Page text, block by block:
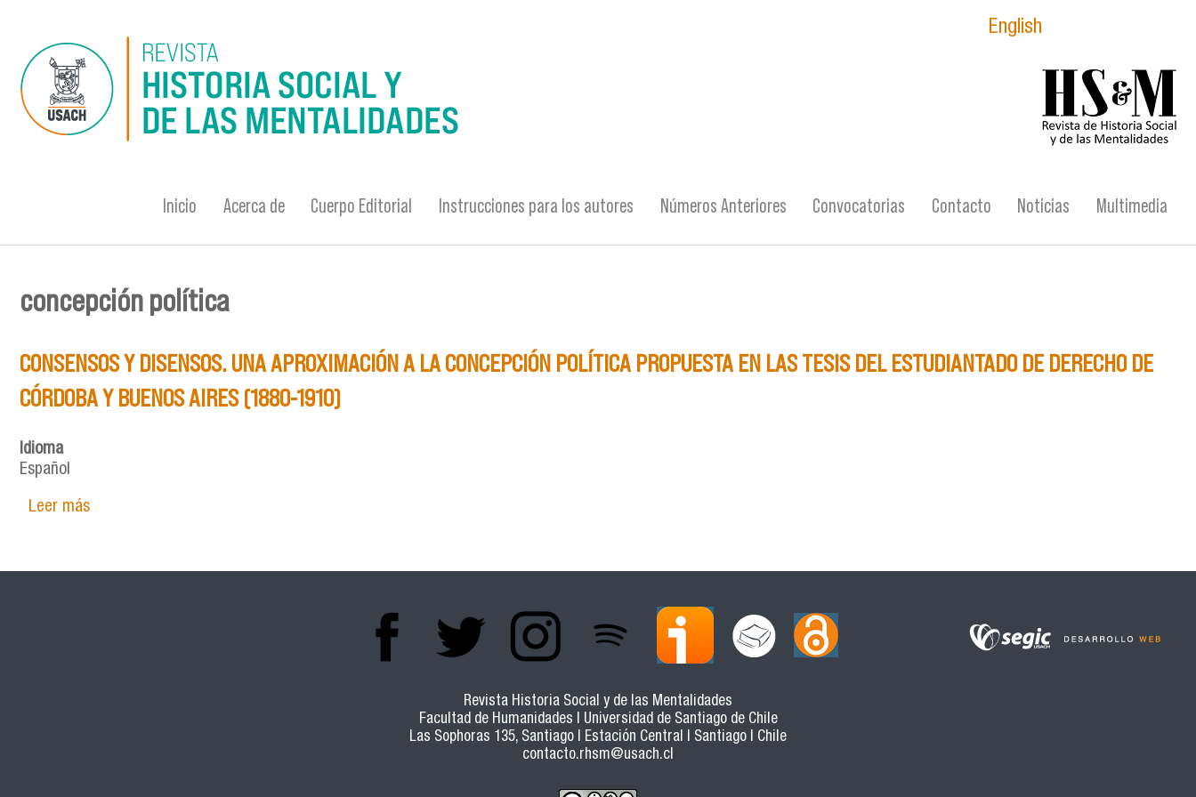
English
Inicio Acerca de Cuerpo Editorial Instrucciones para los autores Números Anteriores Convocatorias Contacto Noticias Multimedia
Se encuentra usted aquí
concepción política
CONSENSOS Y DISENSOS. UNA APROXIMACIÓN A LA CONCEPCIÓN POLÍTICA PROPUESTA EN LAS TESIS DEL ESTUDIANTADO DE DERECHO DE
CÓRDOBA Y BUENOS AIRES (1880-1910)
Idioma
Español
Leer mássobre CONSENSOS Y DISENSOS. UNA APROXIMACIÓN A LA CONCEPCIÓN POLÍTICA PROPUESTA EN LAS TESIS DEL ESTUDIANTADO DE DERECHO DE CÓRDOBA Y BUENOS
Revista Historia Social y de las Mentalidades
Facultad de Humanidades | Universidad de Santiago de Chile
Las Sophoras 135, Santiago | Estación Central | Santiago | Chile
contacto.rhsm@usach.cl